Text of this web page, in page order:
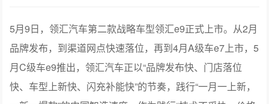
5月9日，领汇汽车第二款战略车型领汇e9正式上市。从2月
品牌发布，到渠道网点快速落位，再到4月A级车e7上市，5
月C级车e9推出，领汇汽车正以“品牌发布快、门店落位
快、车型上新快、闪充补能快”的节奏，践行“一月一上新，